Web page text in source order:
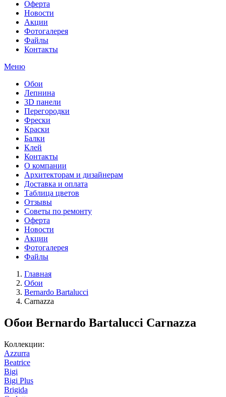
Оферта
Новости
Акции
Фотогалерея
Файлы
Контакты
Меню
Обои
Лепнина
3D панели
Перегородки
Фрески
Краски
Балки
Клей
Контакты
О компании
Архитекторам и дизайнерам
Доставка и оплата
Таблица цветов
Отзывы
Советы по ремонту
Оферта
Новости
Акции
Фотогалерея
Файлы
Главная
Обои
Bernardo Bartalucci
Carnazza
Обои Bernardo Bartalucci Carnazza
Коллекции:
Azzurra
Beatrice
Bigi
Bigi Plus
Brigida